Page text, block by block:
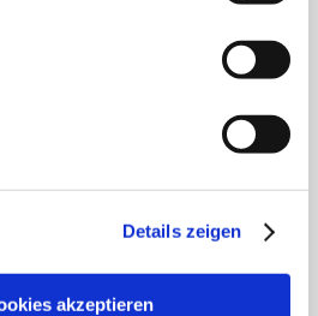
Details zeigen
akzeptieren
bleiben Sie zu Events,
immer up-to-date.